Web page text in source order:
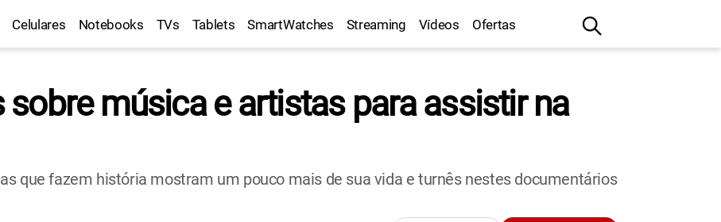
Celulares Notebooks TVs Tablets SmartWatches Streaming Vídeos Ofertas
música e artistas para assistir na
que fazem história mostram um pouco mais de sua vida e turnês nestes documentários